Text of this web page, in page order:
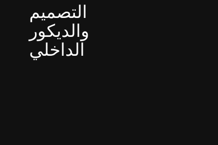
التصميم
والديكور
الداخلي